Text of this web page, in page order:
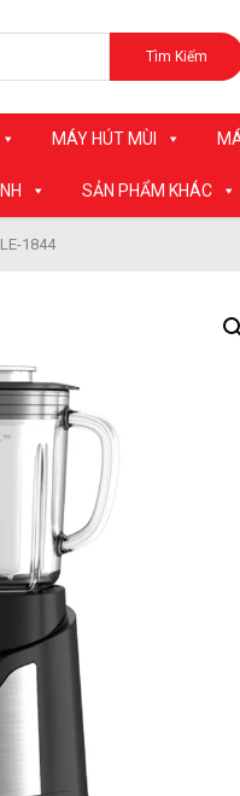
Tìm Kiếm
MÁY HÚT MÙI
SẢN PHẨM KHÁC
1844